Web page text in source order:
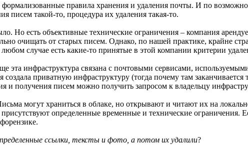
правила хранения и удаления почты. И по
такой-то, процедура их удаления такая-то.
Но есть объективные технические ограничения – компания
очищать от старых писем. Однако, по нашей практике, крайне
случае есть какие-то принятые в этой компании критерии
эта инфраструктура связана с почтовыми сервисами,
приватную инфраструктуру (тогда почему там заканчивается
и получения писем можно получить запросом к владельцу
могут храниться в облаке, но открывают и читают их на
определенные временные и технические ограничения.
ссылки, тексты и фото, а потом их удалили?